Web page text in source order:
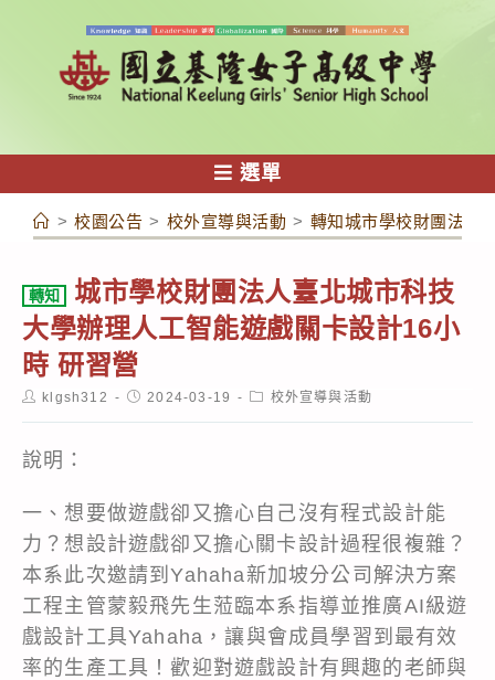
容
選單
> 校園公告 > 校外宣導與活動 > 轉知城市學校財團法人
轉知
城市學校財團法人臺北城市科技
大學辦理人工智能遊戲關卡設計16小
時 研習營
Postklgsh312
Post2024-03-19
Post校外宣導與活動
說明：
一、想要做遊戲卻又擔心自己沒有程式設計能
力？想設計遊戲卻又擔心關卡設計過程很複雜？
本系此次邀請到Yahaha新加坡分公司解決方案
工程主管蒙毅飛先生蒞臨本系指導並推廣AI級遊
戲設計工具Yahaha，讓與會成員學習到最有效
率的生產工具！歡迎對遊戲設計有興趣的老師與